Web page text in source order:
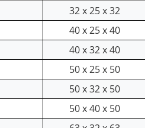
32 x 25 x 32
40 x 25 x 40
40 x 32 x 40
50 x 25 x 50
50 x 32 x 50
50 x 40 x 50